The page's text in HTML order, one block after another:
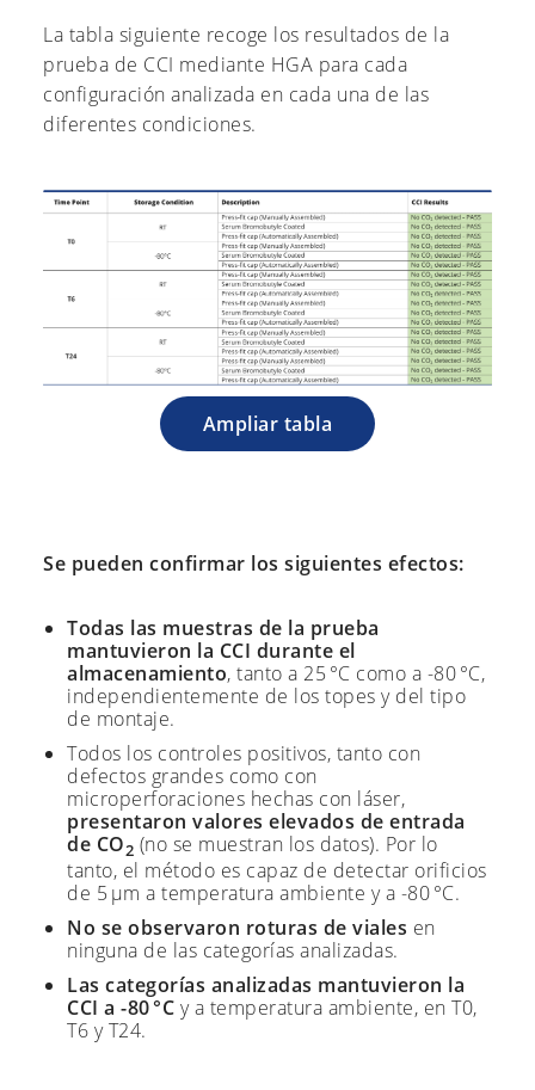
La tabla siguiente recoge los resultados de la
prueba de CCI mediante HGA para cada
configuración analizada en cada una de las
diferentes condiciones.
Ampliar tabla
Se pueden confirmar los siguientes efectos:
Todas las muestras de la prueba
mantuvieron la CCI durante el
almacenamiento, tanto a 25 °C como a -80 °C,
independientemente de los topes y del tipo
de montaje.
Todos los controles positivos, tanto con
defectos grandes como con
microperforaciones hechas con láser,
presentaron valores elevados de entrada
de CO2 (no se muestran los datos). Por lo
tanto, el método es capaz de detectar orificios
de 5 µm a temperatura ambiente y a -80 °C.
No se observaron roturas de viales en
ninguna de las categorías analizadas.
Las categorías analizadas mantuvieron la
CCI a -80 °C y a temperatura ambiente, en T0,
T6 y T24.